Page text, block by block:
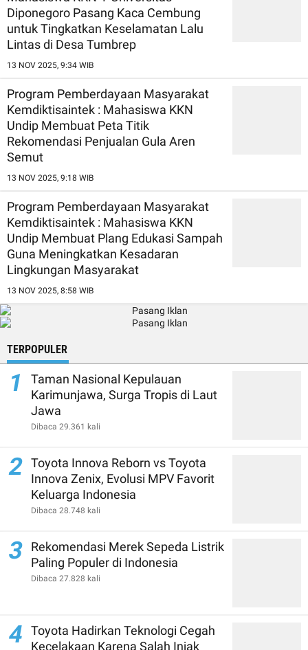
Diponegoro Pasang Kaca Cembung
untuk Tingkatkan Keselamatan Lalu
Lintas di Desa Tumbrep
13 NOV 2025, 9:34 WIB
Program Pemberdayaan Masyarakat
Kemdiktisaintek : Mahasiswa KKN
Undip Membuat Peta Titik
Rekomendasi Penjualan Gula Aren
Semut
13 NOV 2025, 9:18 WIB
Program Pemberdayaan Masyarakat
Kemdiktisaintek : Mahasiswa KKN
Undip Membuat Plang Edukasi Sampah
Guna Meningkatkan Kesadaran
Lingkungan Masyarakat
13 NOV 2025, 8:58 WIB
TERPOPULER
1
Taman Nasional Kepulauan
Karimunjawa, Surga Tropis di Laut
Jawa
Dibaca 29.361 kali
2 Toyota Innova Reborn vs Toyota
Innova Zenix, Evolusi MPV Favorit
Keluarga Indonesia
Dibaca 28.748 kali
3
Rekomendasi Merek Sepeda Listrik
Paling Populer di Indonesia
Dibaca 27.828 kali
4
Toyota Hadirkan Teknologi Cegah
Kecelakaan Karena Salah Injak